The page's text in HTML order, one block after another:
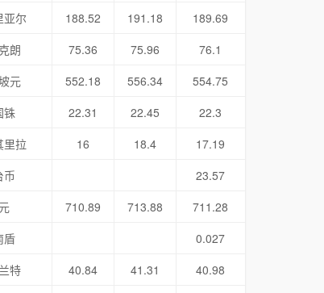
亚尔
188.52 191.18
189.69
朗
75.36 75.96
76.1
元
552.18 556.34
554.75
铢
22.31 22.45
22.3
里拉
16 18.4
17.19
币
23.57
710.89 713.88
711.28
盾
0.027
特
40.84 41.31 40.98